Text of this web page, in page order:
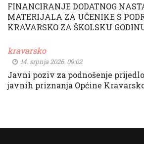
FINANCIRANJE DODATNOG
MATERIJALA ZA UČENIKE S
KRAVARSKO ZA ŠKOLSKU
kravarsko
14. srpnja 2026. 09:02
Javni poziv za podnošenje
javnih priznanja Općine